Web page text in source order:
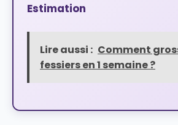
Estimation
Lire aussi : Comment
fessiers en 1 semaine ?